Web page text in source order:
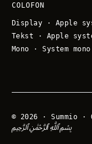
COLOFON
Display ·
Apple
Tekst
·
Apple
Mono · System mono
© 2026 ·Summio
بِسْمِ ٱللَّهِ ٱلرَّحْمَٰنِ ٱلرَّحِيمِ